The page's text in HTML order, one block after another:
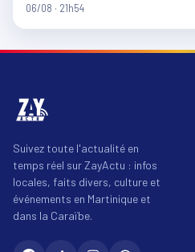
06/08 · 21h54
Suivez toute l'actualité en
temps réel sur ZayActu : infos
locales, faits divers, culture et
événements en Martinique et
dans la Caraïbe.